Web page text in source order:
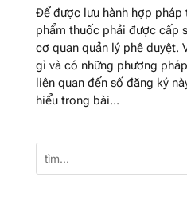
Để được lưu hành hợp
phẩm thuốc phải được cấp
cơ quan quản lý phê duyệt.
gì và có những phương
liên quan đến số đăng ký
hiểu trong bài...